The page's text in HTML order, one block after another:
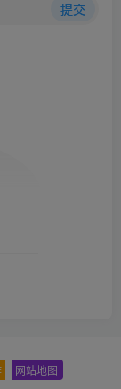
提交
网站地图